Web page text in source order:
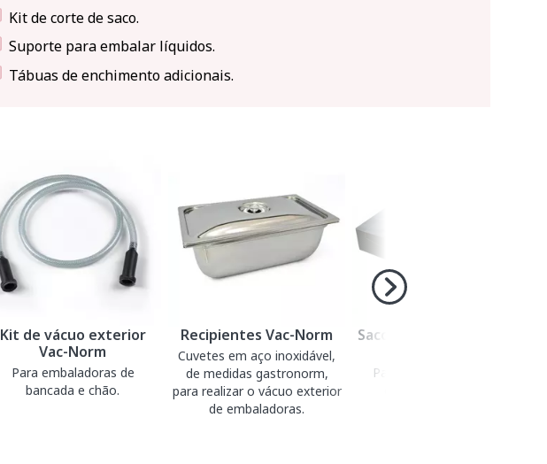
Kit de corte de saco.
Suporte para embalar líquidos.
Tábuas de enchimento adicionais.
Kit de vácuo exterior
Vac-Norm
Para embaladoras de
bancada e chão.
Recipientes Vac-Norm
Cuvetes em aço inoxidável,
de medidas gastronorm,
para realizar o vácuo exterior
de embaladoras.
Sacos lisos para embalar
Para embalar a vácuo e